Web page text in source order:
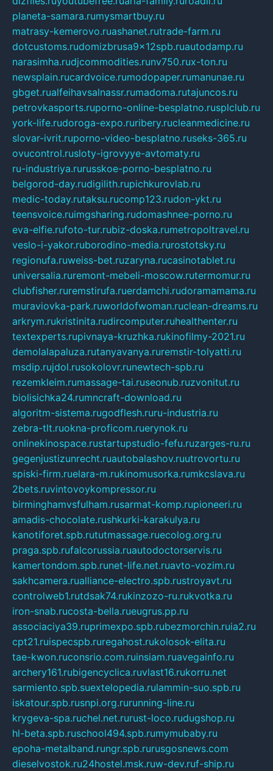
planeta-samara.rumysmartbuy.ru
matrasy-kemerovo.ruashanet.rutrade-farm.ru
dotcustoms.rudomizbrusa9x12spb.ruautodamp.ru
narasimha.rudjcommodities.runv750.rux-ton.ru
newsplain.rucardvoice.rumodopaper.rumanunae.ru
gbget.rualfeihavsalnassr.rumadoma.rutajuncos.ru
petrovkasports.ruporno-online-besplatno.rusplclub.ru
york-life.rudoroga-expo.ruribery.rucleanmedicine.ru
slovar-ivrit.ruporno-video-besplatno.ruseks-365.ru
ovucontrol.rusloty-igrovyye-avtomaty.ru
ru-industriya.rurusskoe-porno-besplatno.ru
belgorod-day.rudigilith.rupichkurovlab.ru
medic-today.rutaksu.rucomp123.rudon-ykt.ru
teensvoice.ruimgsharing.rudomashnee-porno.ru
eva-elfie.rufoto-tur.rubiz-doska.rumetropoltravel.ru
veslo-i-yakor.ruborodino-media.rurostotsky.ru
regionufa.ruweiss-bet.ruzaryna.rucasinotablet.ru
universalia.ruremont-mebeli-moscow.rutermomur.ru
clubfisher.ruremstirufa.ruerdamchi.rudoramamama.ru
muraviovka-park.ruworldofwoman.ruclean-dreams.ru
arkrym.rukristinita.rudircomputer.ruhealthenter.ru
textexperts.rupivnaya-kruzhka.rukinofilmy-2021.ru
demolalapaluza.rutanyavanya.ruremstir-tolyatti.ru
msdip.rujdol.rusokolovr.runewtech-spb.ru
rezemkleim.rumassage-tai.ruseonub.ruzvonitut.ru
biolisichka24.rumncraft-download.ru
algoritm-sistema.rugodflesh.ruru-industria.ru
zebra-tlt.ruokna-proficom.ruerynok.ru
onlinekinospace.rustartupstudio-fefu.ruzarges-ru.ru
gegenjustizunrecht.ruautobalashov.ruutrovortu.ru
spiski-firm.ruelara-m.rukinomusorka.rumkcslava.ru
2bets.ruvintovoykompressor.ru
birminghamvsfulham.rusarmat-komp.rupioneeri.ru
amadis-chocolate.rushkurki-karakulya.ru
kanotiforet.spb.rututmassage.ruecolog.org.ru
praga.spb.rufalcorussia.ruautodoctorservis.ru
kamertondom.spb.runet-life.net.ruavto-vozim.ru
sakhcamera.rualliance-electro.spb.rustroyavt.ru
controlweb1.rutdsak74.rukinzozo-ru.rukvotka.ru
iron-snab.rucosta-bella.rueugrus.pp.ru
associaciya39.ruprimexpo.spb.rubezmorchin.ruia2.ru
cpt21.ruispecspb.ruregahost.rukolosok-elita.ru
tae-kwon.ruconsrio.com.ruinsiam.ruavegainfo.ru
archery161.rubigencyclica.ruvlast16.rukorru.net
sarmiento.spb.suextelopedia.rulammin-suo.spb.ru
iskatour.spb.rusnpi.org.rurunning-line.ru
krygeva-spa.ruchel.net.rurust-loco.rudugshop.ru
hl-beta.spb.ruschool494.spb.rumymubaby.ru
epoha-metalband.rungr.spb.rurusgosnews.com
dieselvostok.ru24hostel.msk.ruw-dev.ruf-ship.ru